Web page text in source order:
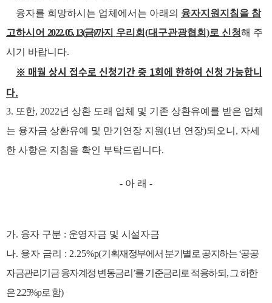
융자를 희망하시는 업체에서는 아래의 융자지원지침을 참
고하시어 2022. 05. 13(금)까지 우리회 (대구관광협회 )로 신청해 주
시기 바랍니다.
※ 매월 상시 접수로 신청기간 중 1회에 한하여 신청 가능합니
다.
3. 또한, 2022년 상환 도래 업체 및 기존 상환유예를 받은 업체
는 융자금 상환유예 및 만기연장 지원(1 년 연장)되오니 , 자세
한 사항은 지침을 확인 부탁드립니다.
- 아 래 -
가. 융자 구분 : 운영자금 및 시설자금
나. 융자 금리 : 2.25%p(기획재정부에서 분기별로 공지하는‘공공
자금관리기금 융자계정 변동금리 ’를 기준금리로 적용하되 , 그 하한
은2.25%p로 함)